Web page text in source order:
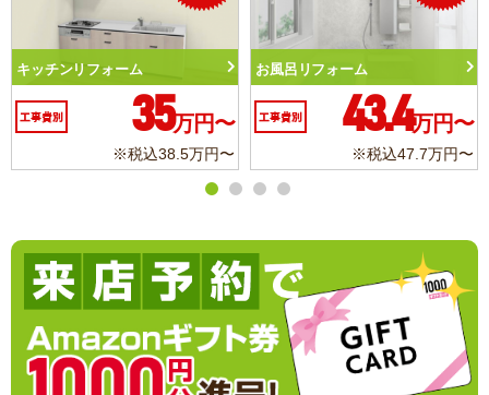
〜
お風呂リフォーム
工事費別 43.4万円〜
※税込47.7万円〜
トイレリフォーム
工事費別 10.3万
※税込11.3万